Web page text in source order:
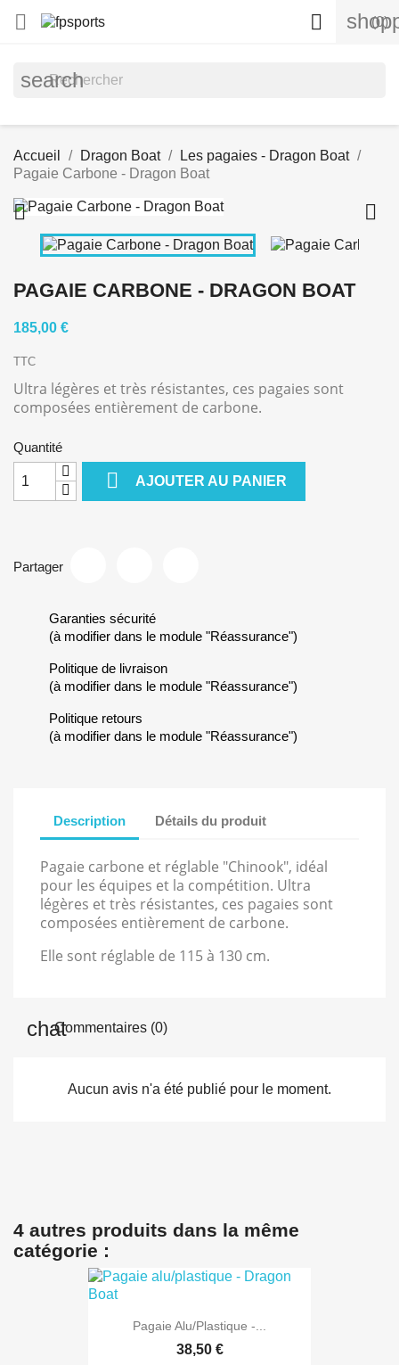
 (0)

search
Accueil Dragon Boat
Les pagaies - Dragon Boat
Pagaie Carbone - Dragon Boat
 
PAGAIE CARBONE - DRAGON BOAT
185,00 €
TTC
Ultra légères et très résistantes, ces pagaies sont
composées entièrement de carbone.
Quantité
 AJOUTER AU PANIER
Partager
Garanties sécurité
(à modifier dans le module "Réassurance")
Politique de livraison
(à modifier dans le module "Réassurance")
Politique retours
(à modifier dans le module "Réassurance")
Description Détails du produit
Pagaie carbone et réglable "Chinook", idéal
pour les équipes et la compétition. Ultra
légères et très résistantes, ces pagaies sont
composées entièrement de carbone.
Elle sont réglable de 115 à 130 cm.
Commentaires (0)
Aucun avis n'a été publié pour le moment.
4 autres produits dans la même
catégorie :
Pagaie Alu/plastique -...
38,50 €